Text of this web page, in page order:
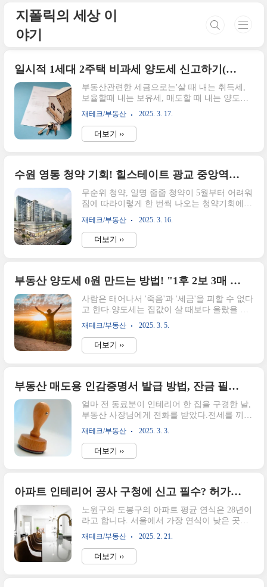
지폴릭의 세상 이
야기
일시적 1세대 2주택 비과세 양도세 신고하기(홈텍스)
부동산관련한 세금으로는'살 때 내는 취득세,
보율할때 내는 보유세, 매도할 때 내는 양도세'
이렇게 크게 3가지가 있다.양도세에서도 특정
조건을 충족하면 비과세가 되는데, 대표적으로
1세대 1주택과 일시적 2 주택에 해당하는 경우
에 비과세가 가능하다. 오늘은 일시적 1세대 2
1주택 요건 3가지(1 후, 2보, 3매)1 후 : 종전 주
수할 것2보 : 종전 주택을 2년 이상 보유할 것3
매 : 신규 주택을 취득한 후 3년 이내에 종전 주
택을 매도할 것구분종전주택 매수신규주택 매
2019.09.252022.08.262025.02.27요건 확인2보
충족1후 ..
재테크/부동산 2025. 3. 17.
더보기 ››
수원 영통 청약 기회! 힐스테이트 광교 중앙역 퍼스트(공고문 첨부) 놓치지 말자!
무순위 청약, 일명 줍줍 청약이 5월부터 어려워
짐에 따라이렇게 한 번씩 나오는 청약기회에
는 수원 영통에 있는 시세차익 5억을 기대할 수
있는 단지가 나와서 더 주목을 끌고 있습니다.
해당단지는 힐스테이트 광교 중앙역 퍼스트로
중인 무주택자에게 청약의 문이 열려있습니다.
공고를 확인하시고이 기회를 꼭 놓치지 않으셨
으면 좋겠습니다. 힐스테이트 광교 중양역 퍼
스트 청약 정보 요약청약홈 바로가기청약홈사
일정과 해당 공고에 대해 쉽게 알아보실 수 있
습니다.힐스테이트 광교중앙역 퍼스트는 4월
재테크/부동산 2025. 3. 16.
더보기 ››
부동산 양도세 0원 만드는 방법! "1후 2보 3매 12" 네 가지를 기억하자!
사람은 태어나서 '죽음'과 '세금'을 피할 수 없다
고 한다.양도세는 집값이 살 때보다 올랐을 때
을 "0원"으로 만들 수 있을 수 있으니이에 대해
공부해두면 후회는 없을 것이다.오늘은 양도세
비과세를 받을 수 있는 경우에 대해 정리해 보
율누진공제1,400만원 이하6%-1,400만원 초과
8,800만원 이하24%576만원8,800만원 초과 1억
5천만원 이하35%1,544만원1억 5천만원 초과 3
억원 이하38%1,994만원3억원 초과 5억원 이하
초과45%6,594만원양도..
재테크/부동산 2025. 3. 5.
더보기 ››
부동산 매도용 인감증명서 발급 방법, 잔금 필요 서류(매도, 매수)
얼마 전 동료분이 인테리어 한 집을 구경한 날,
부동산 사장님에게 전화를 받았다.전세를 끼고
다는 이야기였다.(집이 터가 좋은 가보다
ㅋ) 별 기대도 안하고 알겠다고 했는데 이게 왠
일, 바로 사고 싶다고 하는 게 아닌가?(기분이
이야기를 하려고 한다.부동산 매도시 필요한
증(등기필정보), 인감도장, 매도용 인감증명
서, 주민등록등초본(전 주소포함), 신분증매수
인계약서, 도장, 주민등록등본, 가족관계증명
일 때와 매수인일 때 약간 차이가 있다.나의 경
우에는 파는 입장이라 매수에 비해 좀더 다양
재테크/부동산 2025. 3. 3.
더보기 ››
아파트 인테리어 공사 구청에 신고 필수? 허가가 필요한 경우를 미리 체크하세요!
노원구와 도봉구의 아파트 평균 연식은 28년이
라고 합니다. 서울에서 가장 연식이 낮은 곳인
은평구는 평균연식이 18년이라고 하네요.이처
럼 대부분 20년 이상의 연식을 가지고 있기 때
문에 이사를 갈 경우에 보통 인테리어 공사를
하는 경우가 많은 것 같습니다. 그렇다면 아파
재테크/부동산 2025. 2. 21.
더보기 ››